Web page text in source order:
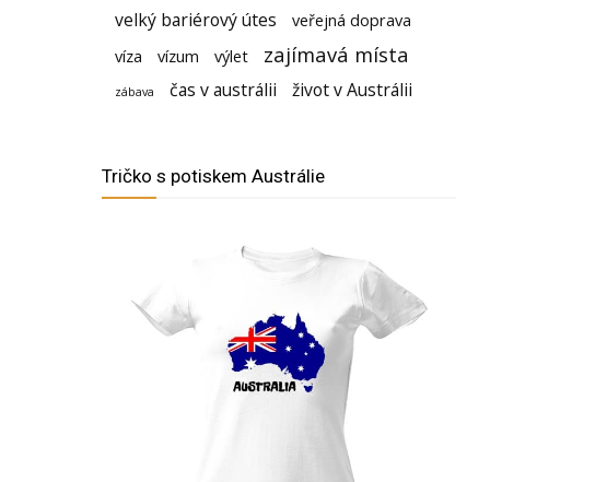
velký bariérový útes
veřejná doprava
víza
vízum výlet zajímavá místa
zábava čas v austrálii život v Austrálii
Tričko s potiskem Austrálie